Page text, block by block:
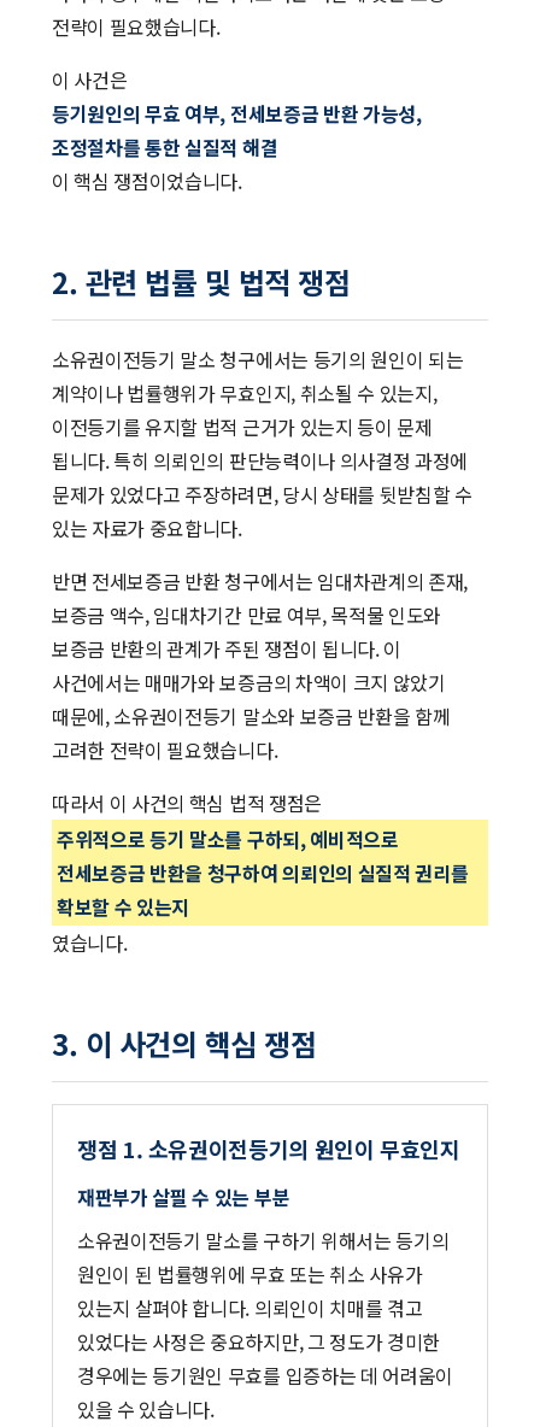
전략이 필요했습니다.
이 사건은
등기원인의 무효 여부, 전세보증금 반환 가능성,
조정절차를 통한 실질적 해결
이 핵심 쟁점이었습니다.
2. 관련 법률 및 법적 쟁점
소유권이전등기 말소 청구에서는 등기의 원인이 되는
계약이나 법률행위가 무효인지, 취소될 수 있는지,
이전등기를 유지할 법적 근거가 있는지 등이 문제
됩니다. 특히 의뢰인의 판단능력이나 의사결정 과정에
문제가 있었다고 주장하려면, 당시 상태를 뒷받침할 수
있는 자료가 중요합니다.
반면 전세보증금 반환 청구에서는 임대차관계의 존재,
보증금 액수, 임대차기간 만료 여부, 목적물 인도와
보증금 반환의 관계가 주된 쟁점이 됩니다. 이
사건에서는 매매가와 보증금의 차액이 크지 않았기
때문에, 소유권이전등기 말소와 보증금 반환을 함께
고려한 전략이 필요했습니다.
따라서 이 사건의 핵심 법적 쟁점은
주위적으로 등기 말소를 구하되, 예비적으로
전세보증금 반환을 청구하여 의뢰인의 실질적 권리를
확보할 수 있는지
였습니다.
3. 이 사건의 핵심 쟁점
쟁점 1. 소유권이전등기의 원인이 무효인지
재판부가 살필 수 있는 부분
소유권이전등기 말소를 구하기 위해서는 등기의
원인이 된 법률행위에 무효 또는 취소 사유가
있는지 살펴야 합니다. 의뢰인이 치매를 겪고
있었다는 사정은 중요하지만, 그 정도가 경미한
경우에는 등기원인 무효를 입증하는 데 어려움이
있을 수 있습니다.